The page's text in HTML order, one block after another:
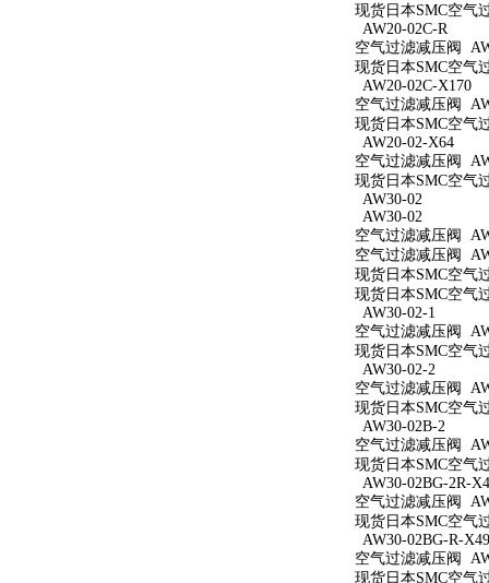
现货日本SMC空气
AW20-02C-R
空气过滤减压阀
现货日本SMC空气
AW20-02C-X170
空气过滤减压阀
现货日本SMC空气
AW20-02-X64
空气过滤减压阀
现货日本SMC空气
AW30-02
AW30-02
空气过滤减压阀
空气过滤减压阀
现货日本SMC空气
现货日本SMC空气
AW30-02-1
空气过滤减压阀
现货日本SMC空气
AW30-02-2
空气过滤减压阀
现货日本SMC空气
AW30-02B-2
空气过滤减压阀
现货日本SMC空气
AW30-02BG-2R-
空气过滤减压阀
现货日本SMC空气
AW30-02BG-R-
空气过滤减压阀
现货日本SMC空气